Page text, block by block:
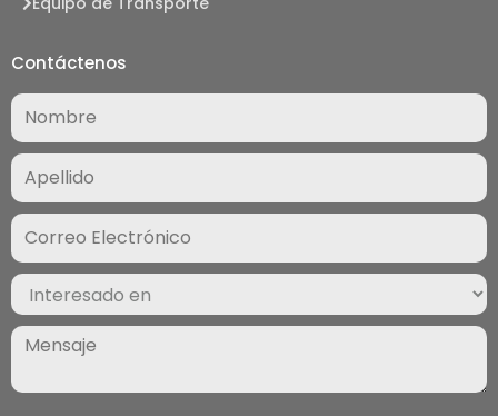
Contáctenos
Nombre
(Required)
Correo
Electrónico
(Required)
Interesado
en
(Required)
Mensaje
(Required)